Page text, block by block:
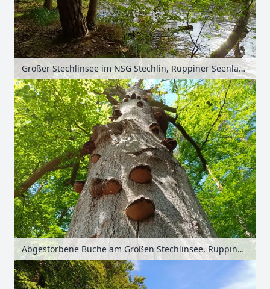
Großer Stechlinsee im NSG Stechlin, Ruppiner Seenland, Brandenburg, Deutschland
Abgestorbene Buche am Großen Stechlinsee, Ruppiner Seenland, Brandenburg, Deutschland